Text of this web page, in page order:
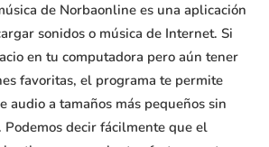
de Norbaonline es una aplicación
sonidos o música de Internet. Si
en tu computadora pero aún tener
favoritas, el programa te permite
audio a tamaños más pequeños sin
decir fácilmente que el